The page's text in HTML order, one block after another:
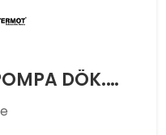
NEMPA MOTOR POMPA DÖK.OTO.SAN.TİC.LTD.ŞTİ.